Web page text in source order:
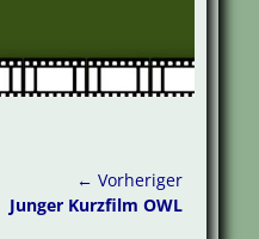
← Vorheriger
Vorheriger
Junger Kurzfilm OWL